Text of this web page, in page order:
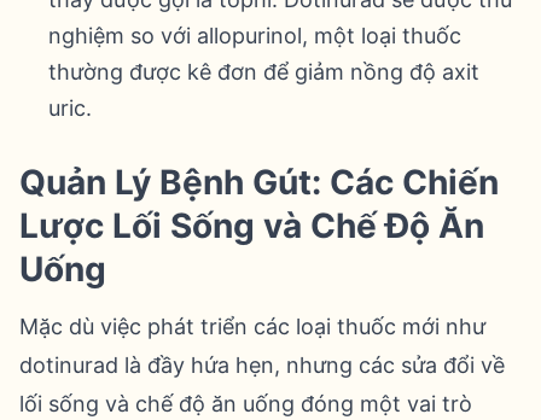
nghiệm so với allopurinol, một loại thuốc
thường được kê đơn để giảm nồng độ axit
uric.
Quản Lý Bệnh Gút: Các Chiến
Lược Lối Sống và Chế Độ Ăn
Uống
Mặc dù việc phát triển các loại thuốc mới như
dotinurad là đầy hứa hẹn, nhưng các sửa đổi về
lối sống và chế độ ăn uống đóng một vai trò